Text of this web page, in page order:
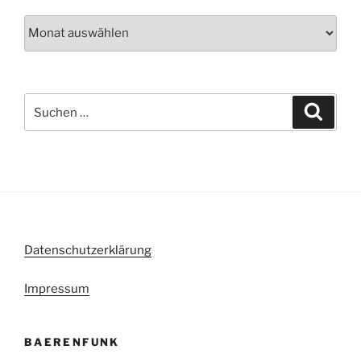
nach:
Datenschutzerklärung
Impressum
BAERENFUNK